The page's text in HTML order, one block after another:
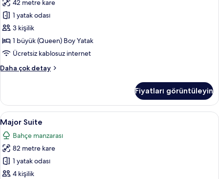
Swim-
up
için
tüm
fotoğrafları
42 metre kare
1 yatak odası
3 kişilik
1 büyük (Queen) Boy Yatak
Ücretsiz kablosuz internet
Daha çok detay
Bali
hakkında
daha
fazla
detay
Fiyatları görüntüleyin
Major
Suite
için
tüm
fotoğrafları
görün
Major Suite | Ücretsiz minibar, odada
7
Major Suite
Bahçe manzarası
82 metre kare
1 yatak odası
4 kişilik